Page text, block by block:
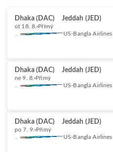
Dhaka (DAC) Jeddah (JED)
út 18. 8. Přímý
US-Bangla Airlines
Dhaka (DAC) Jeddah (JED)
ne 9. 8. Přímý
US-Bangla Airlines
Dhaka (DAC) Jeddah (JED)
po 7. 9. Přímý
US-Bangla Airlines